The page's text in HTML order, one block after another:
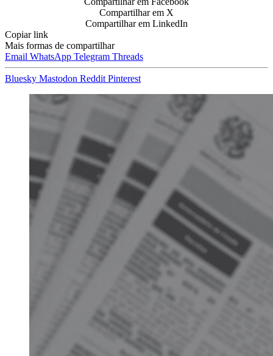
Compartilhar em X
Compartilhar em LinkedIn
Copiar link
Mais formas de compartilhar
Email WhatsApp Telegram Threads
Bluesky Mastodon Reddit Pinterest